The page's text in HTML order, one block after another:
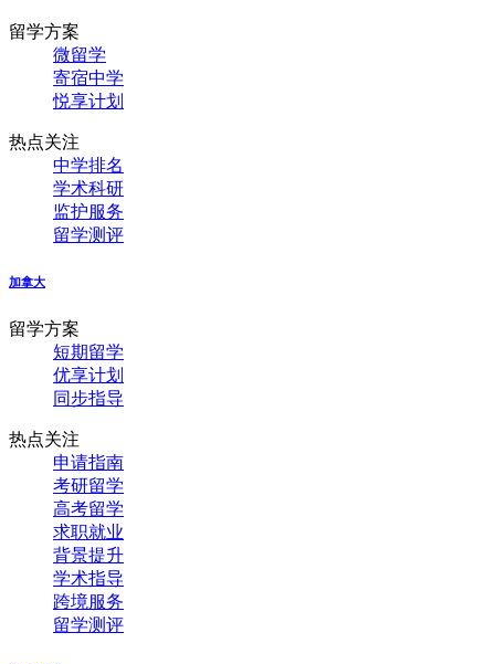
留学方案
微留学
寄宿中学
悦享计划
热点关注
中学排名
学术科研
监护服务
留学测评
加拿大
留学方案
短期留学
优享计划
同步指导
热点关注
申请指南
考研留学
高考留学
求职就业
背景提升
学术指导
跨境服务
留学测评